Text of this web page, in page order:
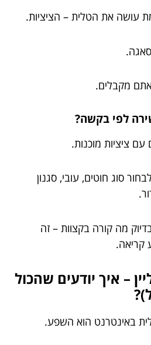
עושה את הטלית – הציציות.
מקבלים.
לפי בקשה?
ציציות מוכנות.
סוג חוטים, עובי, סגנון
מה קורה בקצוות – זה
קריאה.
– איך יודעים שהכול
באינטרנט הוא השפע.